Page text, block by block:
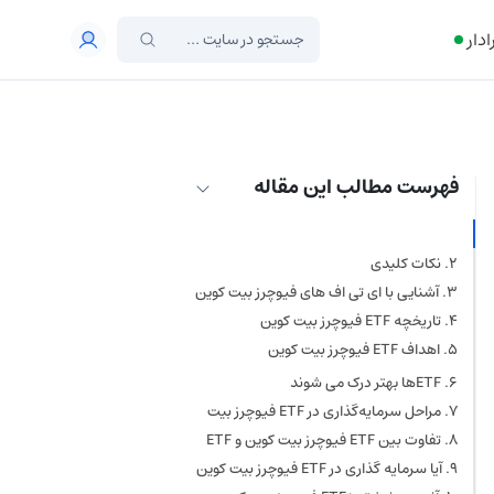
رادار
فهرست مطالب این مقاله
ETF فیوچرز بیت کوین چیست؟نکات کلیدی
آشنایی با ای تی اف های فیوچرز بیت کوین
تاریخچه ETF فیوچرز بیت کوین
اهداف ETF فیوچرز بیت کوین
حفاظت از امنیت
دسترسی آسان
ETFها بهتر درک می شوند
مراحل سرمایه‌گذاری در ETF فیوچرز بیت
کوین
تفاوت بین ETF فیوچرز بیت کوین و ETF
بیت کوین چیست؟
آیا سرمایه گذاری در ETF فیوچرز بیت کوین